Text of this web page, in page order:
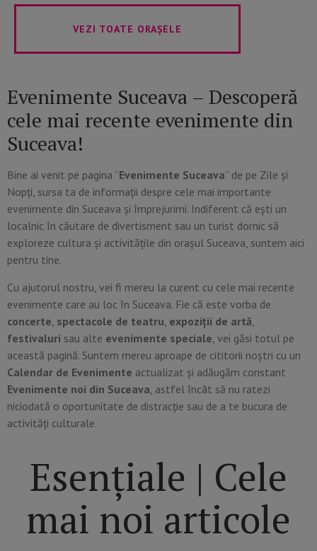
VEZI TOATE ORAȘELE
Evenimente Suceava – Descoperă
cele mai recente evenimente din
Suceava!
Bine ai venit pe pagina “Evenimente Suceava” de pe Zile și
Nopți, sursa ta de informații despre cele mai importante
evenimente din Suceava și împrejurimi. Indiferent că ești un
localnic în căutare de divertisment sau un turist dornic să
exploreze cultura și activitățile din orașul Suceava, suntem aici
pentru tine.
Cu ajutorul nostru, vei fi mereu la curent cu cele mai recente
evenimente care au loc în Suceava. Fie că este vorba de
concerte spectacole de teatru expoziții de artă
festivaluri sau alte evenimente speciale , vei găsi totul pe
această pagină. Suntem mereu aproape de cititorii noștri cu un
Calendar de Evenimente actualizat și adăugăm constant
Evenimente noi din Suceava , astfel încât să nu ratezi
niciodată o oportunitate de distracție sau de a te bucura de
activități culturale.
Esențiale | Cele
mai noi articole